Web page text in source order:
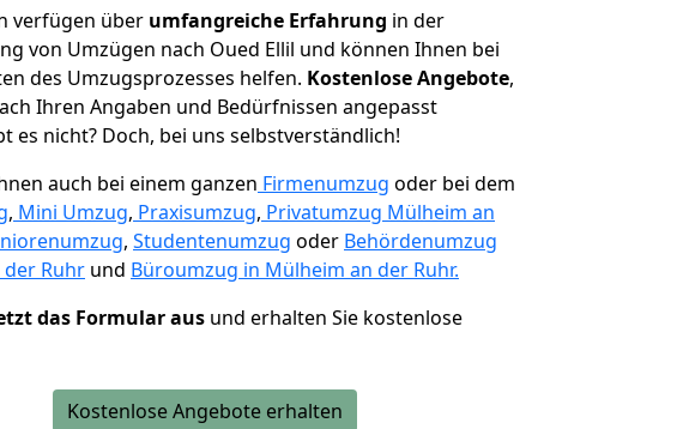
verfügen über umfangreiche Erfahrung in der
von Umzügen nach Oued Ellil und können Ihnen bei
des Umzugsprozesses helfen. Kostenlose Angebote,
Ihren Angaben und Bedürfnissen angepasst
es nicht? Doch, bei uns selbstverständlich!
auch bei einem ganzen Firmenumzug oder bei dem
, Mini Umzug, Praxisumzug, Privatumzug Mülheim an
, Studentenumzug oder Behördenumzug
Ruhr und Büroumzug in Mülheim an der Ruhr.
das Formular aus und erhalten Sie kostenlose
Kostenlose Angebote erhalten